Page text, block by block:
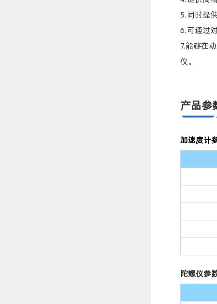
5.同时提
6.可通过
7.能够在
仪。
产品参
加速度计
陀螺仪参